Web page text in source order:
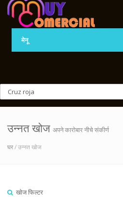
मेनू
उन्नत खोज अपने कारोबार नीचे संकीर्ण
घर/ उन्नत खोज
खोज फिल्टर